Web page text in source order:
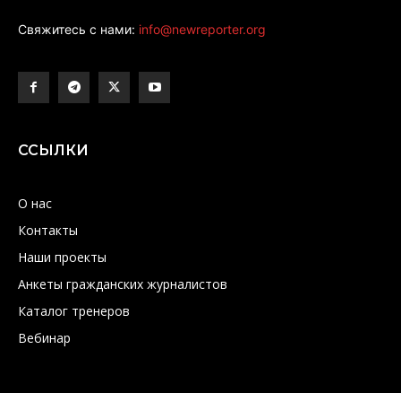
Свяжитесь с нами: info@newreporter.org
ССЫЛКИ
О нас
Контакты
Наши проекты
Анкеты гражданских журналистов
Каталог тренеров
Вебинар